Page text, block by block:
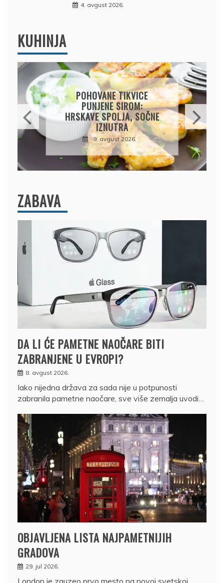
4. avgust 2026.
KUHINJA
CARSKE MRVICE:
NJEMAČKI KLASIK KOJI SE
TOPI U USTIMA
9. avgust 2026.
ZABAVA
DA LI ĆE PAMETNE NAOČARE BITI
ZABRANJENE U EVROPI?
8. avgust 2026.
Iako nijedna država za sada nije u potpunosti
zabranila pametne naočare, sve više zemalja uvodi…
OBJAVLJENA LISTA NAJPAMETNIJIH
GRADOVA
29. jul 2026.
London je zauzeo prvo mesto na novoj svetskoj